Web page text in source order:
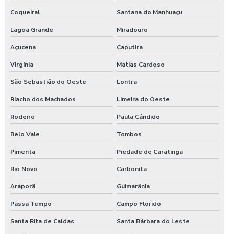
Coqueiral Santana do Manhuaçu
Lagoa Grande Miradouro
Açucena Caputira
Virgínia Matias Cardoso
São Sebastião do Oeste Lontra
Riacho dos Machados Limeira do Oeste
Rodeiro Paula Cândido
Belo Vale Tombos
Pimenta Piedade de Caratinga
Rio Novo Carbonita
Araporã Guimarânia
Passa Tempo Campo Florido
Santa Rita de Caldas Santa Bárbara do Leste